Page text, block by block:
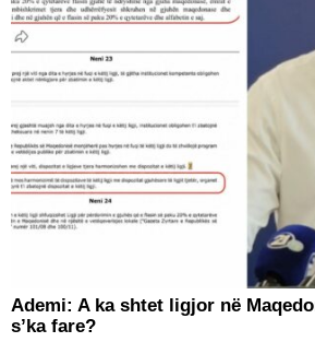
Ademi: A ka shtet ligjor në
s’ka fare?